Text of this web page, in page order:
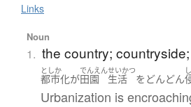
Links
Noun
1. the country;
としか
都市化が
でんえん
田園
せいかつ
生活 を どんどん
Urbanization is